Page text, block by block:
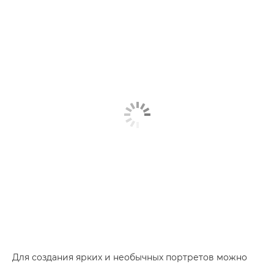
Для создания ярких и необычных портретов можно